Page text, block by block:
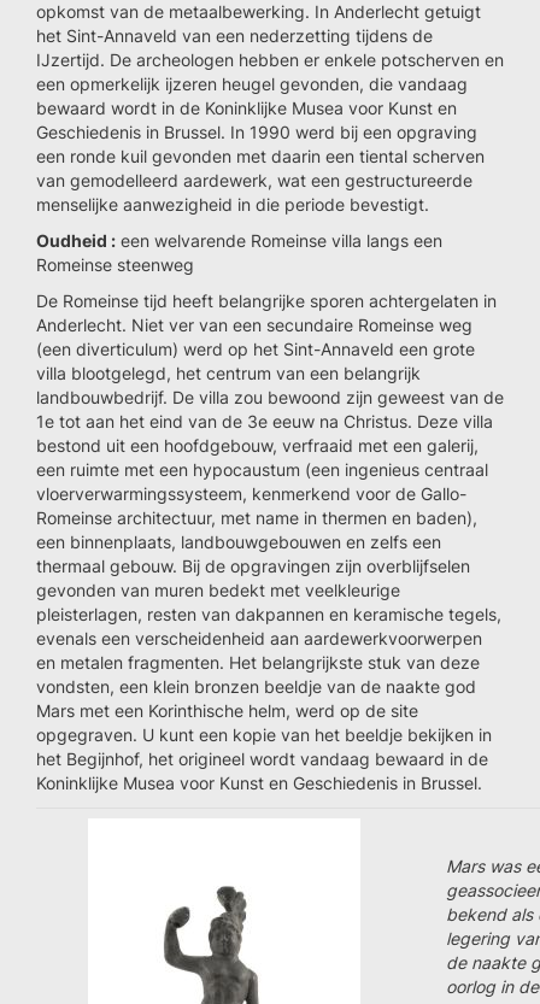
opkomst van de metaalbewerking. In Anderlecht getuigt
het Sint-Annaveld van een nederzetting tijdens de
IJzertijd. De archeologen hebben er enkele potscherven en
een opmerkelijk ijzeren heugel gevonden, die vandaag
bewaard wordt in de Koninklijke Musea voor Kunst en
Geschiedenis in Brussel. In 1990 werd bij een opgraving
een ronde kuil gevonden met daarin een tiental scherven
van gemodelleerd aardewerk, wat een gestructureerde
menselijke aanwezigheid in die periode bevestigt.
Oudheid : een welvarende Romeinse villa langs een
Romeinse steenweg
De Romeinse tijd heeft belangrijke sporen achtergelaten in
Anderlecht. Niet ver van een secundaire Romeinse weg
(een diverticulum) werd op het Sint-Annaveld een grote
villa blootgelegd, het centrum van een belangrijk
landbouwbedrijf. De villa zou bewoond zijn geweest van de
1e tot aan het eind van de 3e eeuw na Christus. Deze villa
bestond uit een hoofdgebouw, verfraaid met een galerij,
een ruimte met een hypocaustum (een ingenieus centraal
vloerverwarmingssysteem, kenmerkend voor de Gallo-
Romeinse architectuur, met name in thermen en baden),
een binnenplaats, landbouwgebouwen en zelfs een
thermaal gebouw. Bij de opgravingen zijn overblijfselen
gevonden van muren bedekt met veelkleurige
pleisterlagen, resten van dakpannen en keramische tegels,
evenals een verscheidenheid aan aardewerkvoorwerpen
en metalen fragmenten. Het belangrijkste stuk van deze
vondsten, een klein bronzen beeldje van de naakte god
Mars met een Korinthische helm, werd op de site
opgegraven. U kunt een kopie van het beeldje bekijken in
het Begijnhof, het origineel wordt vandaag bewaard in de
Koninklijke Musea voor Kunst en Geschiedenis in Brussel.
Mars was
bekend als
legering
de naakte
oorlog in